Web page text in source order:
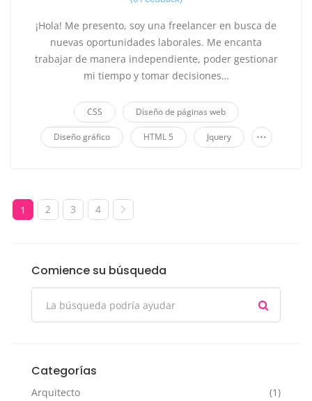
¡Hola! Me presento, soy una freelancer en busca de
nuevas oportunidades laborales. Me encanta
trabajar de manera independiente, poder gestionar
mi tiempo y tomar decisiones…
CSS Diseño de páginas web
Diseño gráfico HTML 5 Jquery ...
1 2 3 4
Comience su búsqueda
Categorías
Arquitecto
(1)